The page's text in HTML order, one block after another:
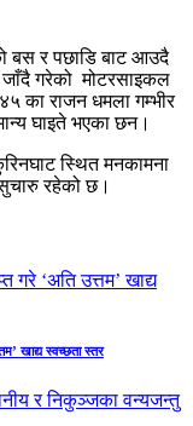
बस र पछाडि बाट आउदै
जाँदै गरेको मोटरसाइकल
का राजन धमला गम्भीर
घाइते भएका छन।
स्थित मनकामना
रहेको छ।
खाद्य स्वच्छता स्तर